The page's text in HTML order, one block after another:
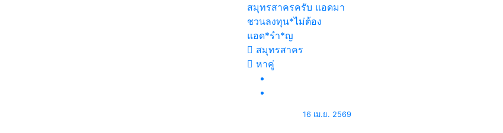
สมุทรสาครครับ แอดมา
ชวนลงทุน*ไม่ต้อง
แอด*รำ*ญ
สมุทรสาคร
หาคู่
16 เม.ย. 2569